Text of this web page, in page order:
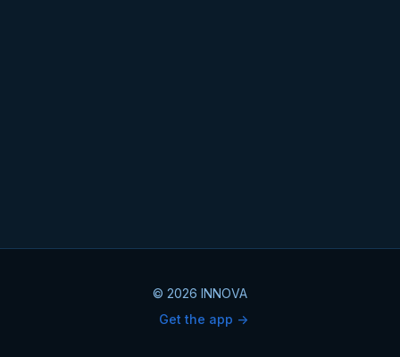
© 2026 INNOVA
Get the app ->